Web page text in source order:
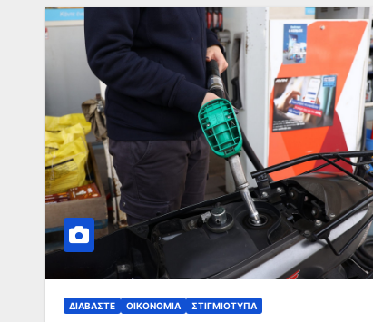
ΔΙΑΒΆΣΤΕ ΟΙΚΟΝΟΜΊΑ ΣΤΙΓΜΙΌΤΥΠΑ